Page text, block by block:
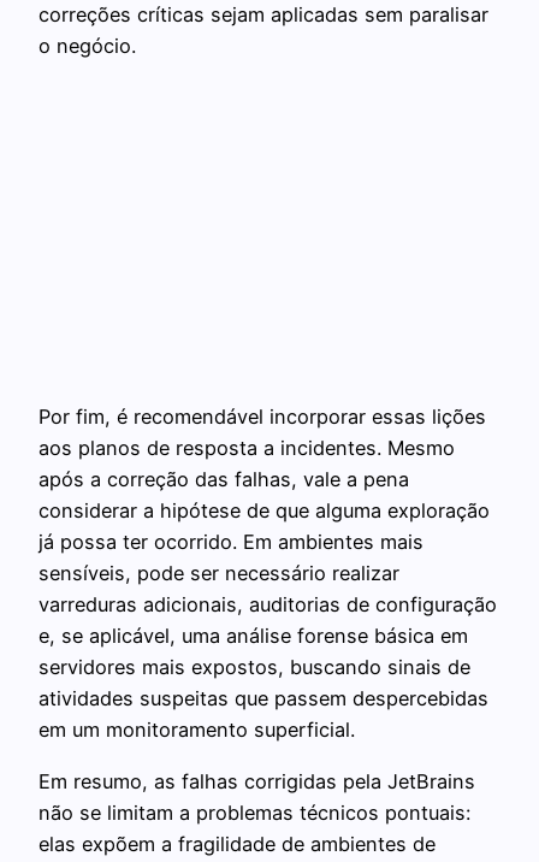
correções críticas sejam aplicadas sem paralisar
o negócio.
Por fim, é recomendável incorporar essas lições
aos planos de resposta a incidentes. Mesmo
após a correção das falhas, vale a pena
considerar a hipótese de que alguma exploração
já possa ter ocorrido. Em ambientes mais
sensíveis, pode ser necessário realizar
varreduras adicionais, auditorias de configuração
e, se aplicável, uma análise forense básica em
servidores mais expostos, buscando sinais de
atividades suspeitas que passem despercebidas
em um monitoramento superficial.
Em resumo, as falhas corrigidas pela JetBrains
não se limitam a problemas técnicos pontuais:
elas expõem a fragilidade de ambientes de